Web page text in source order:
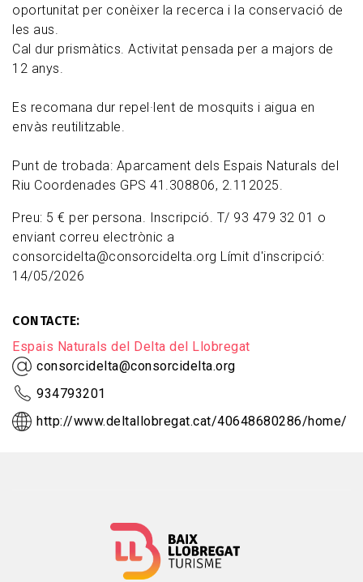
oportunitat per conèixer la recerca i la conservació de
les aus.
Cal dur prismàtics. Activitat pensada per a majors de
12 anys.
Es recomana dur repel·lent de mosquits i aigua en
envàs reutilitzable.
Punt de trobada: Aparcament dels Espais Naturals del
Riu Coordenades GPS 41.308806, 2.112025.
Preu: 5 € per persona. Inscripció. T/ 93 479 32 01 o
enviant correu electrònic a
consorcidelta@consorcidelta.org Límit d'inscripció:
14/05/2026
CONTACTE
Espais Naturals del Delta del Llobregat
consorcidelta@consorcidelta.org
934793201
http://www.deltallobregat.cat/40648680286/home/